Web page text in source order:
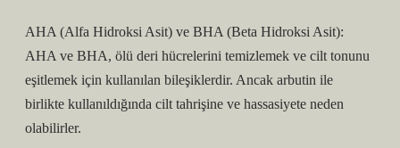
AHA (Alfa Hidroksi Asit) ve BHA (Beta Hidroksi Asit):
AHA ve BHA, ölü deri hücrelerini temizlemek ve cilt tonunu
eşitlemek için kullanılan bileşiklerdir. Ancak arbutin ile
birlikte kullanıldığında cilt tahrişine ve hassasiyete neden
olabilirler.